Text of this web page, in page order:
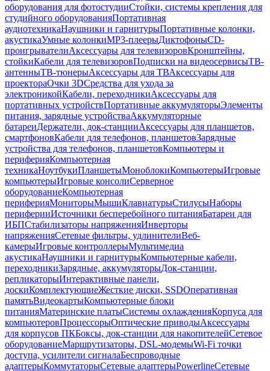
оборудования для фотостудииСтойки, системы крепления для
студийного оборудованияПортативная
аудиотехникаНаушники и гарнитурыПортативные колонки,
акустикаУмные колонкиMP3-плеерыДиктофоныCD-
проигрывателиАксессуары для телевизоровКронштейны,
стойкиКабели для телевизоровПодписки на видеосервисыТВ-
антенныТВ-тюнерыАксессуары для ТВАксессуары для
проектораОчки 3DСредства для ухода за
электроникойКабели, переходникиАксессуары для
портативных устройствПортативные аккумуляторыЭлементы
питания, зарядные устройстваАккумуляторные
батареиДержатели, док-станцииАксессуары для планшетов,
смартфоновКабели для телефонов, планшетовЗарядные
устройства для телефонов, планшетовКомпьютеры и
периферияКомпьютерная
техникаНоутбукиПланшетыМоноблокиКомпьютерыИгровые
компьютерыИгровые консолиСерверное
оборудованиеКомпьютерная
периферияМониторыМышиКлавиатурыСтилусыНаборы
периферииИсточники бесперебойного питанияБатареи для
ИБПСтабилизаторы напряженияИнверторы
напряженияСетевые фильтры, удлинителиВеб-
камерыИгровые контроллерыМультимедиа
акустикаНаушники и гарнитурыКомпьютерные кабели,
переходникиЗарядные, аккумуляторыДок-станции,
репликаторыИнтерактивные панели,
доскиКомплектующиеЖесткие диски, SSDОперативная
памятьВидеокартыКомпьютерные блоки
питанияМатеринские платыСистемы охлажденияКорпуса для
компьютеровПроцессорыОптические приводыАксессуары
для корпусов ПКБоксы, док-станции для накопителейСетевое
оборудованиеМаршрутизаторы, DSL-модемыWi-Fi точки
доступа, усилители сигналаБеспроводные
адаптерыКоммутаторыСетевые адаптерыPowerlineСетевые